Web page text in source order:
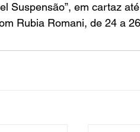
Suspensão”, em cartaz
Rubia Romani, de 24 a